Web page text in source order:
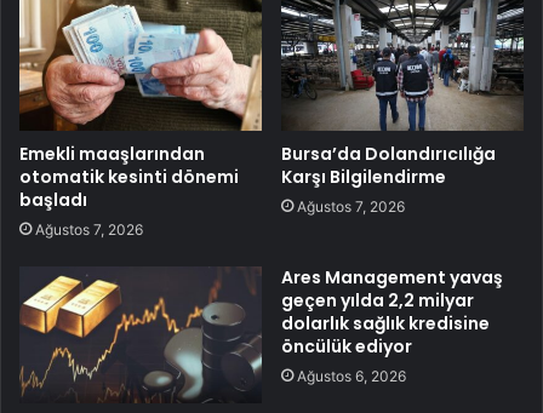
Emekli maaşlarından
otomatik kesinti dönemi
başladı
Ağustos 7, 2026
Bursa’da Dolandırıcılığa
Karşı Bilgilendirme
Ağustos 7, 2026
Ares Management yavaş
geçen yılda 2,2 milyar
dolarlık sağlık kredisine
öncülük ediyor
Ağustos 6, 2026